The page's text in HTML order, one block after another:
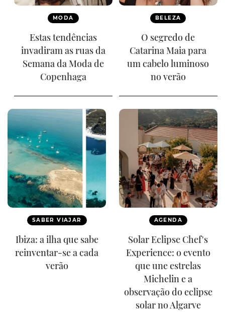
MODA
Estas tendências
invadiram as ruas da
Semana da Moda de
Copenhaga
BELEZA
O segredo de
Catarina Maia para
um cabelo luminoso
no verão
SABER VIAJAR
Ibiza: a ilha que sabe
reinventar-se a cada
verão
AGENDA
Solar Eclipse Chef's
Experience: o evento
que une estrelas
Michelin e a
observação do eclipse
solar no Algarve